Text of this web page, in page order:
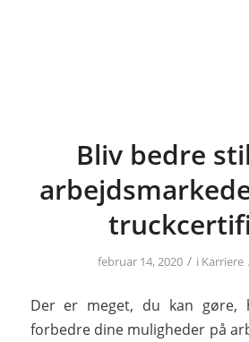
Bliv bedre
februar 14, 2020 / i Karriere
Der er meget, du kan gøre,
forbedre dine muligheder på